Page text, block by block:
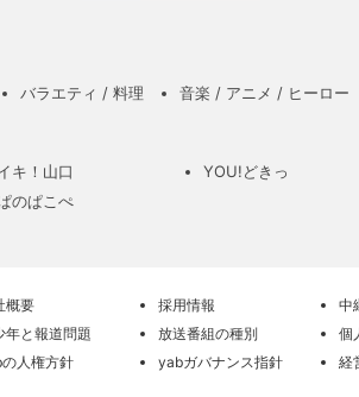
バラエティ / 料理 音楽 / アニメ / ヒーロー
キ！山口 YOU!どきっ
のぱこぺ
概要 採用情報 中
年と報道問題
放送番組の種別 個
人権方針
yabガバナンス指針 経